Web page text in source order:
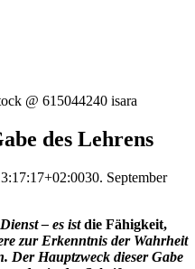
@ 615044240 isara
des Lehrens
30. September
– es istdie Fähigkeit,
zur Erkenntnis der Wahrheit
Der Hauptzweck dieser Gabe